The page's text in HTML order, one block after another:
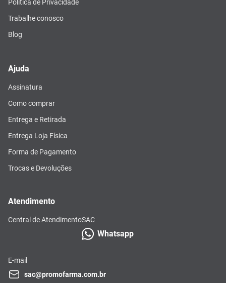
Política de Privacidade
Trabalhe conosco
Blog
Ajuda
Assinatura
Como comprar
Entrega e Retirada
Entrega Loja Física
Forma de Pagamento
Trocas e Devoluções
Atendimento
Central de AtendimentoSAC
Whatsapp
E-mail
sac@promofarma.com.br